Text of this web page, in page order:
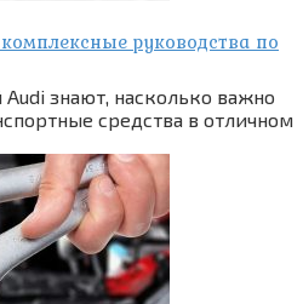
руководства по
знают, насколько важно
средства в отличном